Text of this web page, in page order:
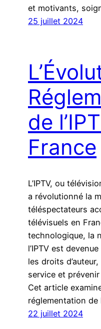
et motivants,
25 juillet 2024
de
France
L’IPTV, ou
a révolutionné la
téléspectateurs
télévisuels en
technologique, la
l’IPTV est
les droits
service et
Cet article
réglementation de
22 juillet 2024